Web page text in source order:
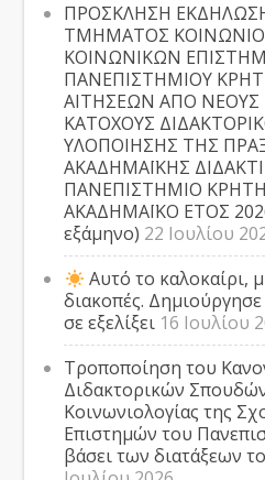
ΠΡΟΣΚΛΗΣΗ
ΤΜΗΜΑΤΟΣ
ΚΟΙΝΩΝΙΚΩΝ
ΠΑΝΕΠΙΣΤΗΜΙΟΥ
ΑΙΤΗΣΕΩΝ ΑΠΟ
ΚΑΤΟΧΟΥΣ
ΥΛΟΠΟΙΗΣΗΣ ΤΗΣ
ΑΚΑΔΗΜΑΪΚΗΣ
ΠΑΝΕΠΙΣΤΗΜΙΟ
ΑΚΑΔΗΜΑΪΚΟ ΕΤΟΣ
εξάμηνο) 22 Ιουλίου
Αυτό το καλοκαίρι,
διακοπές.
σε εξελίξει 16 Ιουλίου
Τροποποίηση του
Διδακτορικών
Κοινωνιολογίας της
Επιστημών του
βάσει των διατάξεων